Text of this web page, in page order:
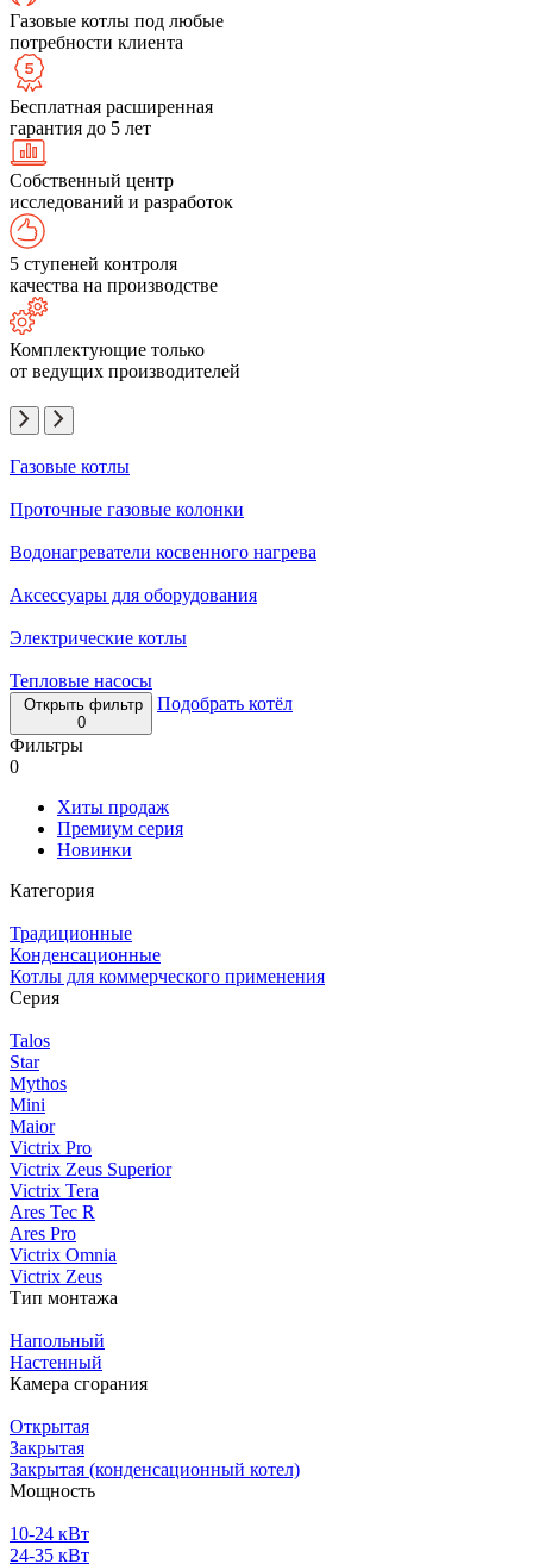
Газовые котлы под любые
потребности клиента
Бесплатная расширенная
гарантия до 5 лет
Собственный центр
исследований и разработок
5 ступеней контроля
качества на производстве
Комплектующие только
от ведущих производителей
Газовые котлы
Проточные газовые колонки
Водонагреватели косвенного нагрева
Аксессуары для оборудования
Электрические котлы
Тепловые насосы
Открыть фильтр
0
Подобрать котёл
Фильтры
0
Хиты продаж
Премиум серия
Новинки
Категория
Традиционные
Конденсационные
Котлы для коммерческого применения
Серия
Talos
Star
Mythos
Mini
Maior
Victrix Pro
Victrix Zeus Superior
Victrix Tera
Ares Tec R
Ares Pro
Victrix Omnia
Victrix Zeus
Тип монтажа
Напольный
Настенный
Камера сгорания
Открытая
Закрытая
Закрытая (конденсационный котел)
Мощность
10-24 кВт
24-35 кВт